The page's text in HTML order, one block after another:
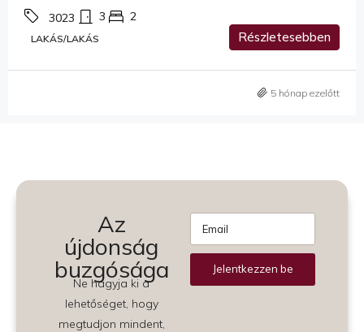
3023 3 2
LAKÁS/LAKÁS Részletesebben
5 hónap ezelőtt
Az
újdonság
buzgósága
Ne hagyja ki a
lehetőséget, hogy
megtudjon mindent,
Jelentkezzen be